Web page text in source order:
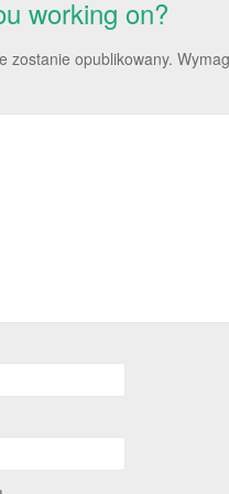
working on?
zostanie opublikowany.